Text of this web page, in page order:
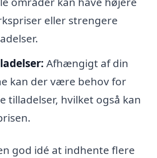
eller strengere
Afhængigt af din
kan der være behov for
tilladelser, hvilket også kan
god idé at indhente flere